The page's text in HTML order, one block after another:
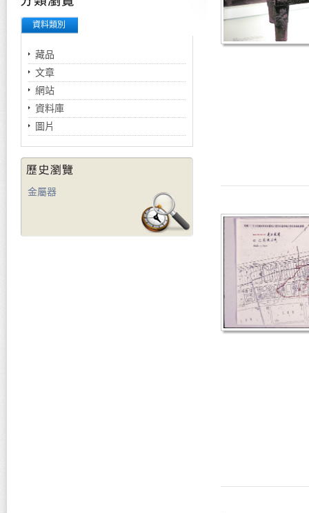
資料類別
藏品
文章
網站
資料庫
圖片
金屬器